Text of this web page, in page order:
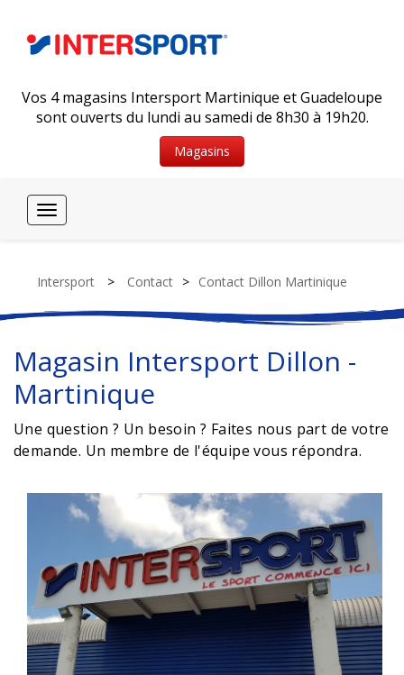
Vos 4 magasins Intersport Martinique et Guadeloupe
sont ouverts du lundi au samedi de 8h30 à 19h20.
Magasins
Toggle
Intersport > Contact > Contact Dillon Martinique
Magasin Intersport Dillon -
Martinique
Une question ? Un besoin ? Faites nous part de votre
demande. Un membre de l'équipe vous répondra.